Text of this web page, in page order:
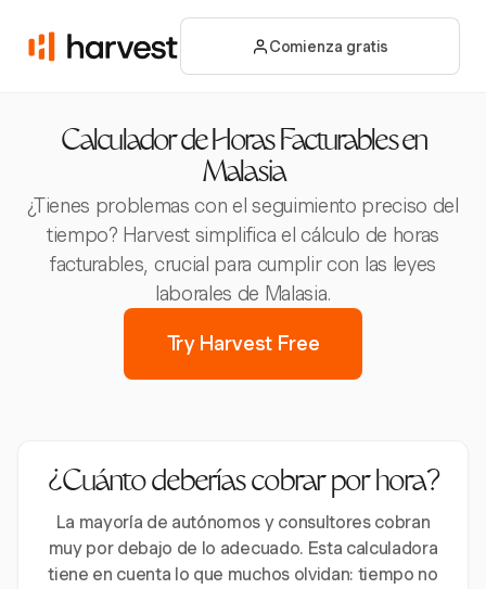
Comienza gratis
Calculador de Horas Facturables en
Malasia
¿Tienes problemas con el seguimiento preciso del
tiempo? Harvest simplifica el cálculo de horas
facturables, crucial para cumplir con las leyes
laborales de Malasia.
Try Harvest Free
¿Cuánto deberías cobrar por hora?
La mayoría de autónomos y consultores cobran
muy por debajo de lo adecuado. Esta calculadora
tiene en cuenta lo que muchos olvidan: tiempo no